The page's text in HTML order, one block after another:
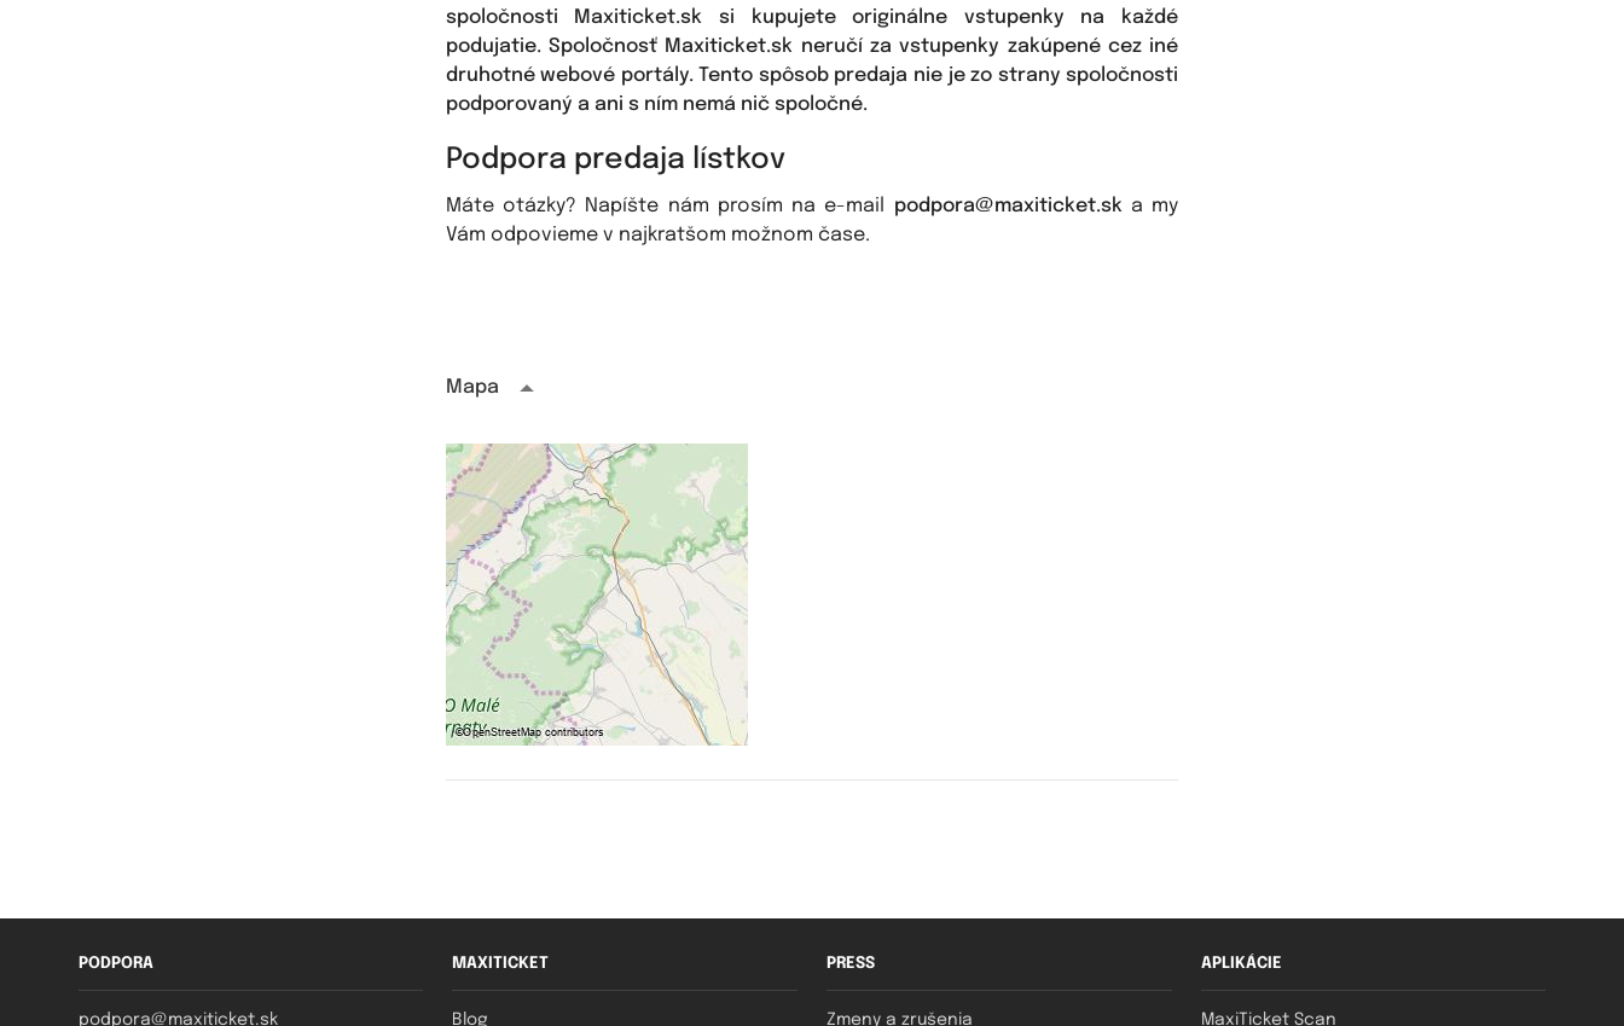
spoločnosti Maxiticket.sk si kupujete originálne vstupenky na každé
podujatie. Spoločnosť Maxiticket.sk neručí za vstupenky zakúpené cez iné
druhotné webové portály. Tento spôsob predaja nie je zo strany spoločnosti
podporovaný a ani s ním nemá nič spoločné.
Podpora predaja lístkov
Máte otázky? Napíšte nám prosím na e-mail podpora@maxiticket.sk a my
Vám odpovieme v najkratšom možnom čase.
Mapa
PODPORA
podpora@maxiticket.sk
MAXITICKET
Blog
PRESS
Zmeny a zrušenia
APLIKÁCIE
MaxiTicket Scan